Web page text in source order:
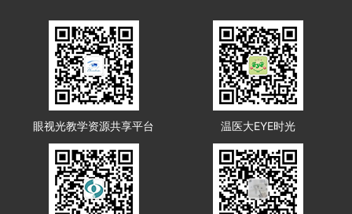
眼视光教学资源共享平台 温医大EYE时光